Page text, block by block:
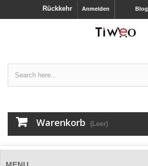
Blog
Anmelden
Rückkehr
Warenkorb (Leer)